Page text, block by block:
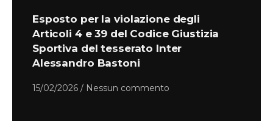
Esposto per la violazione degli
Articoli 4 e 39 del Codice Giustizia
Sportiva del tesserato Inter
Alessandro Bastoni
15/02/2026 Nessun commento